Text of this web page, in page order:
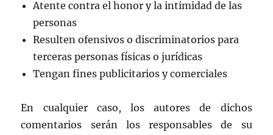
Atente contra el honor y la intimidad de las
personas
Resulten ofensivos o discriminatorios para
terceras personas físicas o jurídicas
Tengan fines publicitarios y comerciales
En cualquier caso, los autores de dichos
comentarios serán los responsables de su